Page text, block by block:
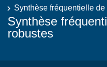
Synthèse fréquentielle
Synthèse
robustes